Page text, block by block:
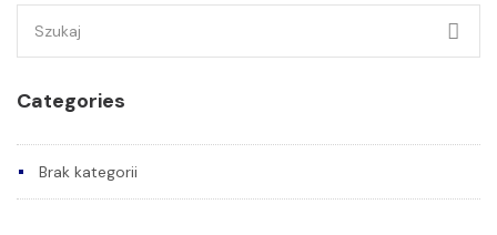
Categories
Brak kategorii